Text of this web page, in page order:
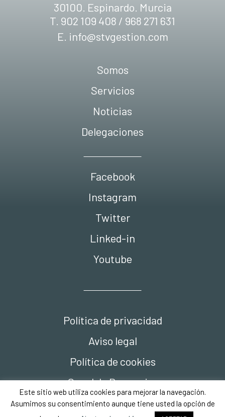
30100. Espinardo. Murcia
T. 902 109 408 / 968 271 631
E. info@stvgestion.com
Política de privacidad
Aviso legal
Política de cookies
Canal de Denuncias
Compliance
Somos
Servicios
Noticias
Delegaciones
Facebook
Instagram
Twitter
Linked-in
Youtube
Este sitio web utiliza cookies para mejorar la navegación.
Asumimos su consentimiento aunque tiene usted la opción de